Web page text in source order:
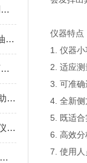
赋能石英砂产业检测！A650检测仪，筑牢原料品质防线
佳谱仪器 A550 合金分析仪为石油化工阀门材质鉴别提供可靠方案
佳谱仪器A550合金分析仪：合页检测的无损之选
JPSPEC佳谱仪器合金分析仪，助力电机产品质量防线
JPSPEC佳谱仪器手持合金分析仪在精密锻件检测的应用优势
捍“卫“品质 | X荧光光谱仪在卫浴洁具检测中的应用优势
仪器特点
1. 仪器小
2. 适应测
3. 可准确
4. 全新侧
5. 既适合
6. 高效分
7. 使用人